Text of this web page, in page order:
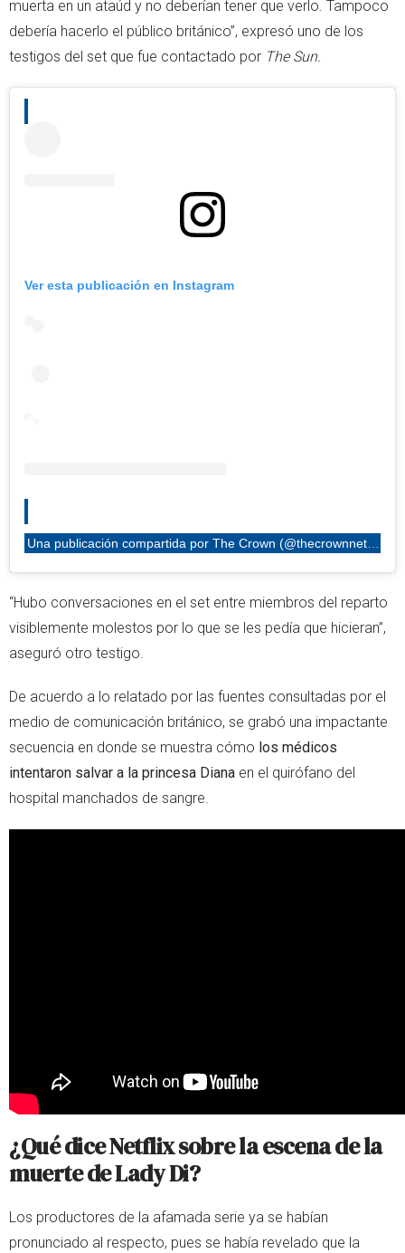
muerta en un ataúd y no deberían tener que verlo. Tampoco
debería hacerlo el público británico”, expresó uno de los
testigos del set que fue contactado por The Sun.
Ver esta publicación en Instagram
Una publicación compartida por The Crown (@thecrownnetflix)
“Hubo conversaciones en el set entre miembros del reparto
visiblemente molestos por lo que se les pedía que hicieran”,
aseguró otro testigo.
De acuerdo a lo relatado por las fuentes consultadas por el
medio de comunicación británico, se grabó una impactante
secuencia en donde se muestra cómo los médicos
intentaron salvar a la princesa Diana en el quirófano del
hospital manchados de sangre.
¿Qué dice Netflix sobre la escena de la
muerte de Lady Di?
Los productores de la afamada serie ya se habían
pronunciado al respecto, pues se había revelado que la